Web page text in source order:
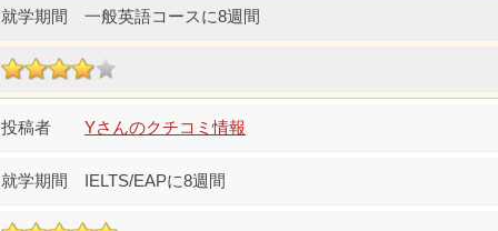
一般英語コースに8週間
Yさんのクチコミ情報
IELTS/EAPに8週間